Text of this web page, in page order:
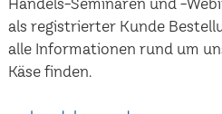
Handels-Seminaren und -
als registrierter Kunde
alle Informationen rund um
Käse finden.